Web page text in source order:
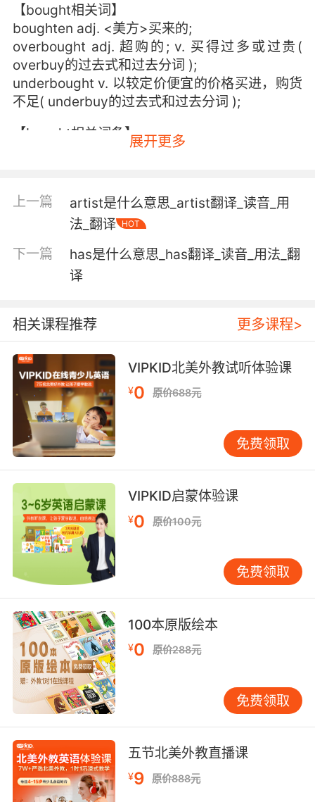
【bought相关词】
boughten adj. <美方>买来的;
overbought adj. 超购的; v. 买得过多或过贵(
overbuy的过去式和过去分词 );
underbought v. 以较定价便宜的价格买进，购货
不足( underbuy的过去式和过去分词 );
【bought相关词条】
bought journal 进货簿;
discount on bills bought 购入票据的贴现;
bought and sold 被出卖，失败，完蛋;
Wit once bought is worth twice taught. st. 一
次亲身体验抵过两次教导。;
account bought [经] 购入帐户;
bought scrap 外购废金属;
bill bought 买入汇票;
forward exchange bought [经] 买进远期外汇;
bought-in components 外购件;
bought day book 进货日记账;
bought and sold notes 经纪人所作的买卖契约;
展开更多
上一篇
artist是什么意思_artist翻译_读音_用
法_翻译
HOT
下一篇
has是什么意思_has翻译_读音_用法_翻
译
相关课程推荐 更多课程>
VIPKID北美外教试听体验课
¥0 原价688元
免费领取
VIPKID启蒙体验课
¥0 原价100元
免费领取
100本原版绘本
¥0 原价288元
免费领取
五节北美外教直播课
¥9 原价888元